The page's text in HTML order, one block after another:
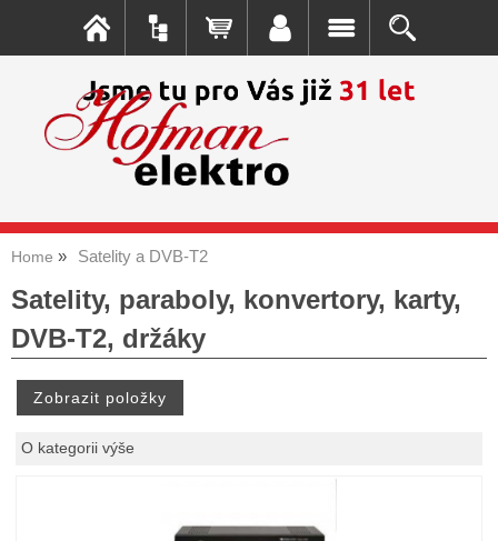
Home Satelity a DVB-T2
Satelity, paraboly, konvertory, karty,
DVB-T2, držáky
O kategorii výše